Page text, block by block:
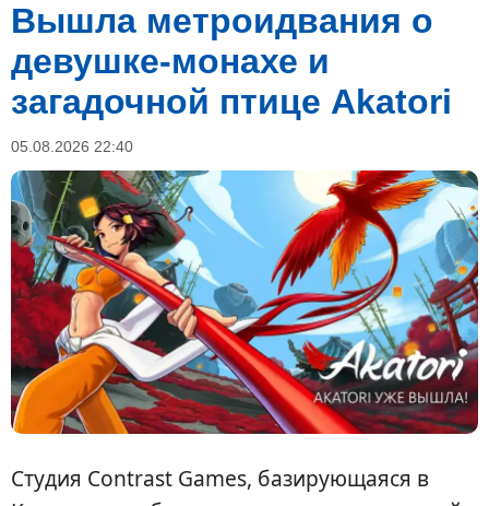
Вышла метроидвания о
девушке-монахе и
загадочной птице Akatori
05.08.2026 22:40
Студия Contrast Games, базирующаяся в